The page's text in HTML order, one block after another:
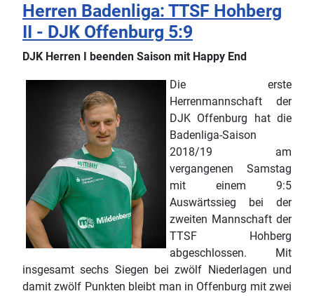
Herren Badenliga: TTSF Hohberg
II - DJK Offenburg 5:9
DJK Herren I beenden Saison mit Happy End
Die erste
Herrenmannschaft der
DJK Offenburg hat die
Badenliga-Saison
2018/19 am
vergangenen Samstag
mit einem 9:5
Auswärtssieg bei der
zweiten Mannschaft der
TTSF Hohberg
abgeschlossen. Mit
insgesamt sechs Siegen bei zwölf Niederlagen und
damit zwölf Punkten bleibt man in Offenburg mit zwei